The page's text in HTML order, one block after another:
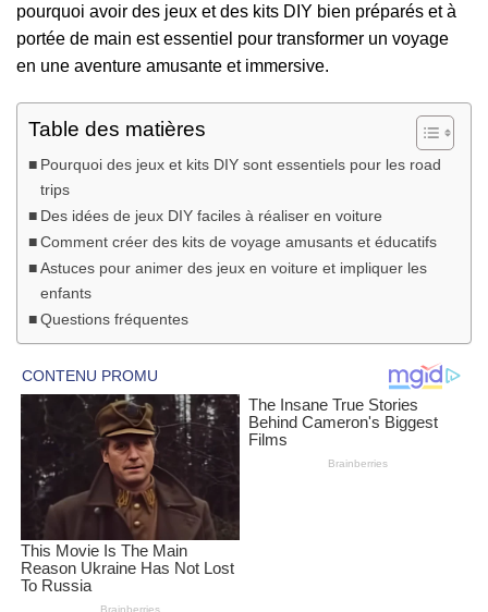
pourquoi avoir des jeux et des kits DIY bien préparés et à
portée de main est essentiel pour transformer un voyage
en une aventure amusante et immersive.
Table des matières
Pourquoi des jeux et kits DIY sont essentiels pour les road
trips
Des idées de jeux DIY faciles à réaliser en voiture
Comment créer des kits de voyage amusants et éducatifs
Astuces pour animer des jeux en voiture et impliquer les
enfants
Questions fréquentes